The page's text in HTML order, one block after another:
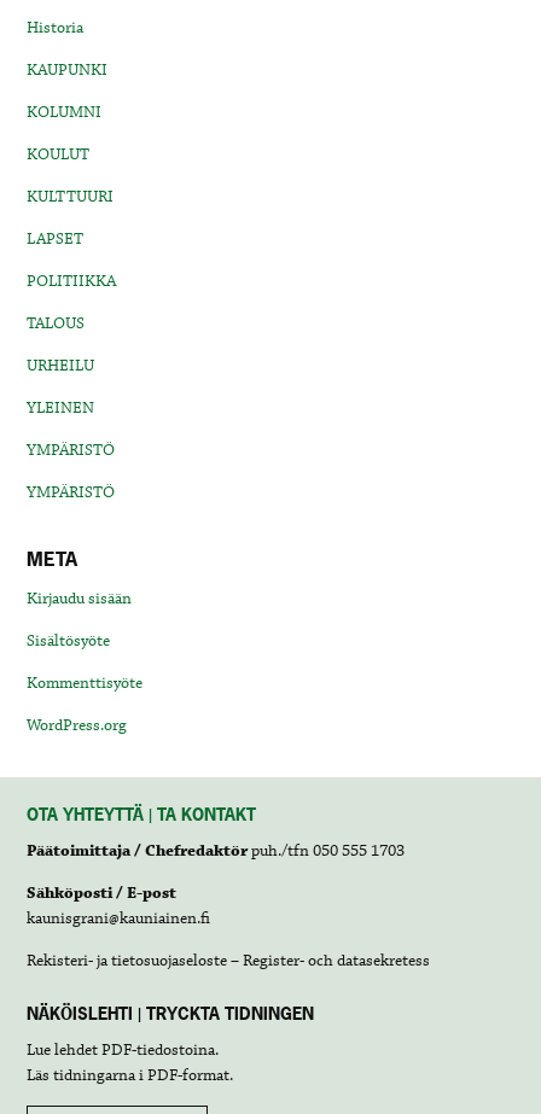
Historia
KAUPUNKI
KOLUMNI
KOULUT
KULTTUURI
LAPSET
POLITIIKKA
TALOUS
URHEILU
YLEINEN
YMPÄRISTÖ
YMPÄRISTÖ
META
Kirjaudu sisään
Sisältösyöte
Kommenttisyöte
WordPress.org
OTA YHTEYTTÄ | TA KONTAKT
Päätoimittaja / Chefredaktörpuh./tfn 050 555 1703
Sähköposti / E-post
kaunisgrani@kauniainen.fi
Rekisteri- ja tietosuojaseloste – Register- och datasekretess
NÄKÖISLEHTI | TRYCKTA TIDNINGEN
Lue lehdetPDF-tiedostoina.
Läs tidningarna iPDF-format.